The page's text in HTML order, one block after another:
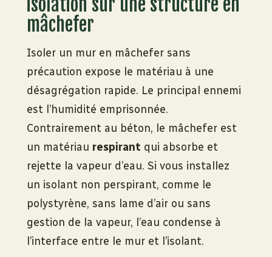
mâchefer
Isoler un mur en mâchefer sans
précaution expose le matériau à une
désagrégation rapide. Le principal ennemi
est l’humidité emprisonnée.
Contrairement au béton, le mâchefer est
un matériau respirant qui absorbe et
rejette la vapeur d’eau. Si vous installez
un isolant non perspirant, comme le
polystyrène, sans lame d’air ou sans
gestion de la vapeur, l’eau condense à
l’interface entre le mur et l’isolant.